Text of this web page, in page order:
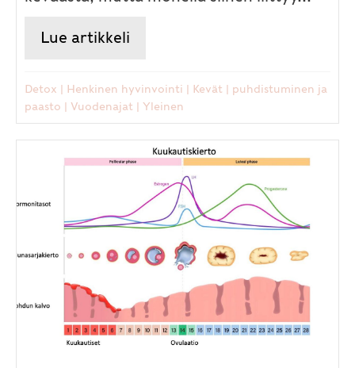
Lue artikkeli
Detox | Henkinen hyvinvointi | Kevät | puhdistuminen ja
paasto | Vuodenajat | Yleinen